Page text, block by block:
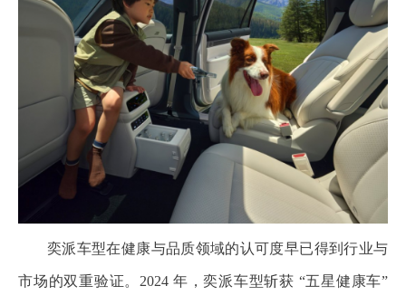
奕派车型在健康与品质领域的认可度早已得到行业与
市场的双重验证。2024 年，奕派车型斩获 “五星健康车”